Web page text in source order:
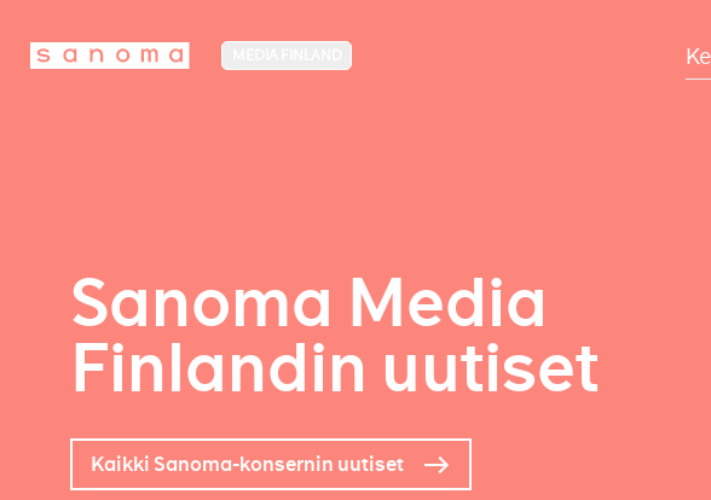
Sanoma Media
Finlandin uutiset
Kaikki Sanoma-konsernin uutiset